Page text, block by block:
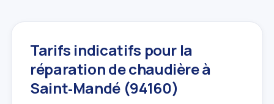
Tarifs indicatifs pour la
réparation de chaudière à
Saint‑Mandé (94160)